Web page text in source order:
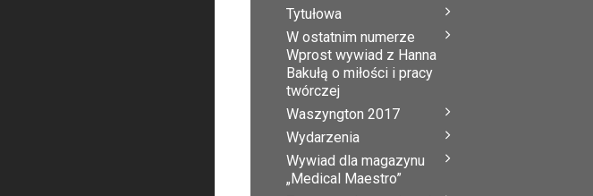
Tytułowa
W ostatnim numerze
Wprost wywiad z Hanna
Bakułą o miłości i pracy
twórczej
Waszyngton 2017
Wydarzenia
Wywiad dla magazynu
„Medical Maestro”